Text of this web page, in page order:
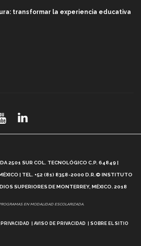
transformar la experiencia educativa
el Modelo Educativo Tec? (video)
Feminismo e Inteligencia Artificial, Paola
2501 SUR COL. TECNOLÓGICO C.P. 64849 |
| TEL. +52 (81) 8358-2000 D.R.© INSTITUTO
SUPERIORES DE MONTERREY, MÉXICO. 2018
EN MODALIDAD ESCOLARIZADA.
AVISO DE PRIVACIDAD SOBRE EL SITIO